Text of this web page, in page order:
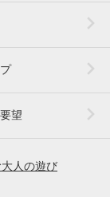
望
人の遊び